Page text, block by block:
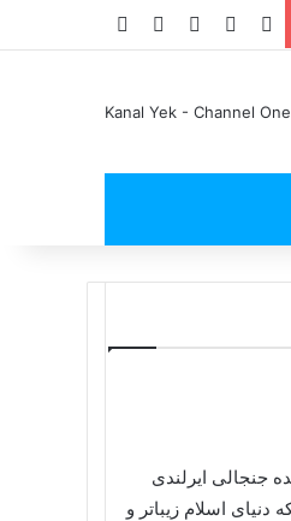
فیس بوک یوتیوب اینستاگرام
جنجالی ایرلندی
اسلام زیباتر و